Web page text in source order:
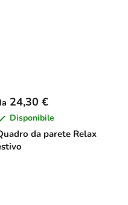
da parete Relax
24,30 €
Disponibile